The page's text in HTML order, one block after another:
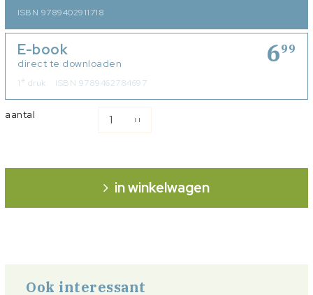
huis, waaruit Gert zijn eigen conclusie trekt. Daarmee krijgt
de oorlog ineens een levensgevaarlijke kant: wat als het
geheim van het Breeplein ontdekt wordt?
Het geheim van het Breeplein
gaat over het zogeheten
‘Achterhuis’ van Rotterdam. Geschiedenisdocent Jan
bijzondere geschiedenis. Het resultaat is een boeiend
ISBN 9789402911718
699
E-book
direct te downloaden
1 e druk ISBN 9789462784697
aantal
in winkelwagen
Ook interessant